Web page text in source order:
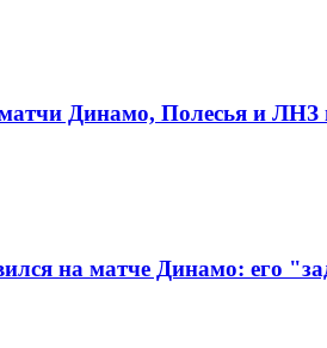
Динамо, Полесья и ЛНЗ
на матче Динамо: его